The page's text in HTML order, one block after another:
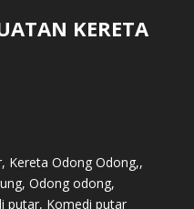
KERETA
, Kereta Odong Odong,,
, Odong odong,
putar, Komedi putar